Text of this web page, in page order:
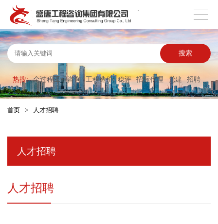
搜索
热搜: 全过程工程咨询 工程造价 稳评 招标代理 党建 招聘
首页 > 人才招聘
人才招聘
人才招聘